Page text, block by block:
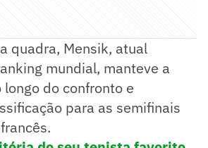
quadra, Mensik, atual
mundial, manteve a
do confronto e
para as semifinais